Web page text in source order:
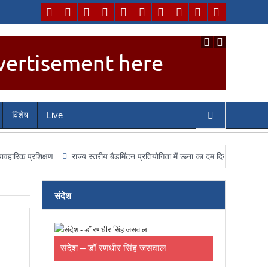
विशेष Live
राज्य स्तरीय बैडमिंटन प्रतियोगिता में ऊना का दम दिखाएंगे चयनित खिलाड़ी,
संदेश
संदेश – डॉ रणधीर सिंह जसवाल